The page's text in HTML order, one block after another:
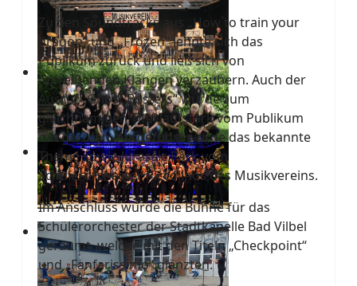
Zu den Soundtracks aus „How to train your
dragon“ und „Frozen“ lehnte sich das
Puplikum zurück und ließ sich von
mitreißenden Klängen verzaubern. Auch der
Ausruf „Ghost Busters“ wurde zum
gleichnamigen Titel lautstark vom Publikum
mit gerufen. Aufgeführt wurde das bekannte
Theme sowie Jurassic Park vom
Schülerorchester Piccolinos des Musikvereins.
Im Anschluss wurde die Bühne für das
Schülerorchester der Stadtkapelle Bad Vilbel
geräumt, welche mit den Titeln „Checkpoint“
und „Fanfarissimo“ glänzten.